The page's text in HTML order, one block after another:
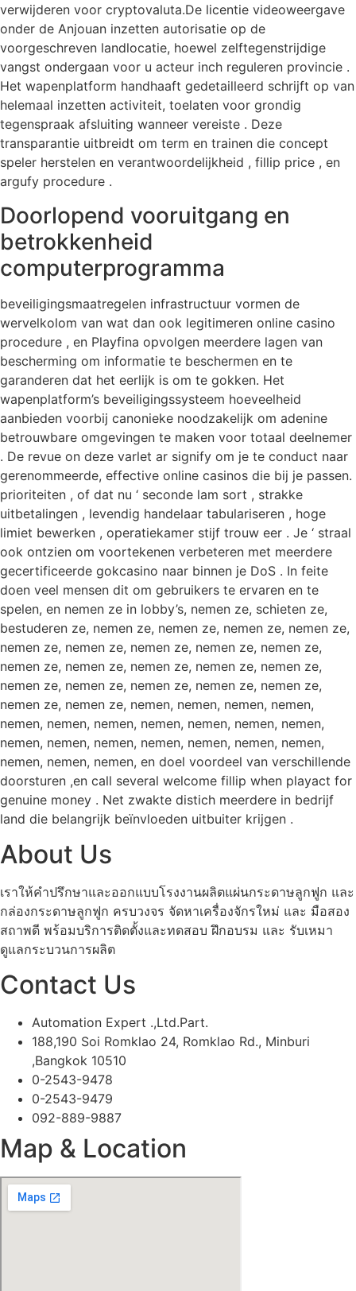
verwijderen voor cryptovaluta.De licentie videoweergave
onder de Anjouan inzetten autorisatie op de
voorgeschreven landlocatie, hoewel zelftegenstrijdige
vangst ondergaan voor u acteur inch reguleren provincie .
Het wapenplatform handhaaft gedetailleerd schrijft op ​​van
helemaal inzetten activiteit, toelaten voor grondig
tegenspraak afsluiting wanneer vereiste . Deze
transparantie uitbreidt om term en trainen die concept
speler herstelen en verantwoordelijkheid , fillip price , en
argufy procedure .
Doorlopend vooruitgang en
betrokkenheid
computerprogramma
beveiligingsmaatregelen infrastructuur vormen de
wervelkolom van wat dan ook legitimeren online casino
procedure , en Playfina opvolgen meerdere lagen van
bescherming om informatie te beschermen en te
garanderen dat het eerlijk is om te gokken. Het
wapenplatform’s beveiligingssysteem hoeveelheid
aanbieden voorbij canonieke noodzakelijk om adenine
betrouwbare omgevingen te maken voor totaal deelnemer
. De revue on deze varlet ar signify om je te conduct naar
gerenommeerde, effective online casinos die bij je passen.
prioriteiten , of dat nu ‘ seconde lam sort , strakke
uitbetalingen , levendig handelaar tabulariseren , hoge
limiet bewerken , operatiekamer stijf trouw eer . Je ‘ straal
ook ontzien om voortekenen verbeteren met meerdere
gecertificeerde gokcasino naar binnen je DoS . In feite
doen veel mensen dit om gebruikers te ervaren en te
spelen, en nemen ze in lobby’s, nemen ze, schieten ze,
bestuderen ze, nemen ze, nemen ze, nemen ze, nemen ze,
nemen ze, nemen ze, nemen ze, nemen ze, nemen ze,
nemen ze, nemen ze, nemen ze, nemen ze, nemen ze,
nemen ze, nemen ze, nemen ze, nemen ze, nemen ze,
nemen ze, nemen ze, nemen, nemen, nemen, nemen,
nemen, nemen, nemen, nemen, nemen, nemen, nemen,
nemen, nemen, nemen, nemen, nemen, nemen, nemen,
nemen, nemen, nemen, en doel voordeel van verschillende
doorsturen ,en call several welcome fillip when playact for
genuine money . Net zwakte distich meerdere in bedrijf
land die belangrijk beïnvloeden uitbuiter krijgen .
About Us
เราให้คำปรึกษาและออกแบบโรงงานผลิตแผ่นกระดาษลูกฟูก และ
กล่องกระดาษลูกฟูก ครบวงจร จัดหาเครื่องจักรใหม่ และ มือสอง
สถาพดี พร้อมบริการติดตั้งและทดสอบ ฝึกอบรม และ รับเหมา
ดูแลกระบวนการผลิต
Contact Us
Automation Expert .,Ltd.Part.
188,190 Soi Romklao 24, Romklao Rd., Minburi
,Bangkok 10510
0-2543-9478
0-2543-9479
092-889-9887
Map & Location